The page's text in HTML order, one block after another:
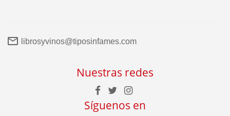
librosyvinos@tiposinfames.com
Nuestras redes
Síguenos en